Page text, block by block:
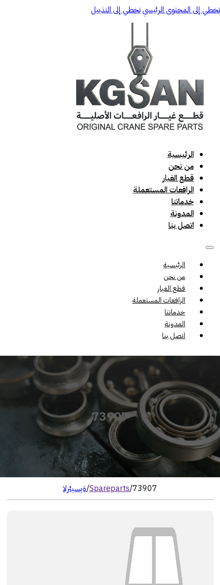
تخطي إلى المحتوى الرئيسيتخطي إلى التذييل
الرئيسية
من نحن
قطع الغيار
الرافعات المستعملة
خدماتنا
المدونة
اتصل بنا
الرئيسية
من نحن
قطع الغيار
الرافعات المستعملة
خدماتنا
المدونة
اتصل بنا
73907
الرئيسية/Spareparts/73907